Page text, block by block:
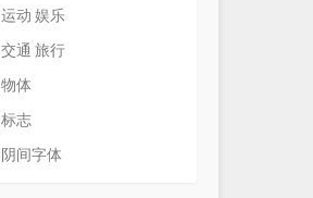
运动 娱乐
交通 旅行
物体
标志
阴间字体